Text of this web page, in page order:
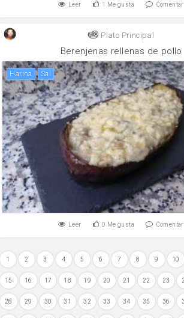
Leer 1 Me gusta Comentar
Plato Principal
Berenjenas rellenas de pollo
harina sal
Leer 0 Me gusta Comentar
1 2 3 4 5 6 7 8 9 10
15 16 17 18 19 20 21 22 23
28 29 30 31 32 33 34 35 36